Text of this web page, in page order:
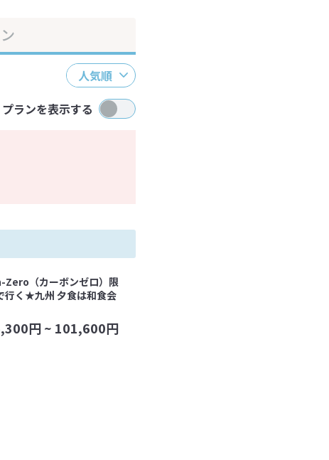
人気順
プランを表示する
Zero（カーボンゼロ）限
行く★九州 夕食は和食会
円 ~ 101,600円